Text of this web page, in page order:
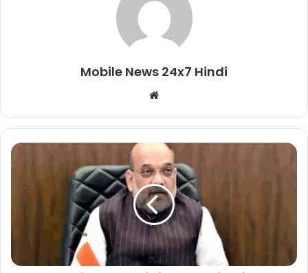
Mobile News 24x7 Hindi
Website